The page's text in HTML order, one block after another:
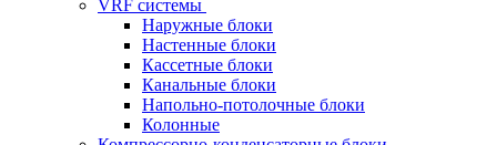
VRF системы
Наружные блоки
Настенные блоки
Кассетные блоки
Канальные блоки
Напольно-потолочные блоки
Колонные